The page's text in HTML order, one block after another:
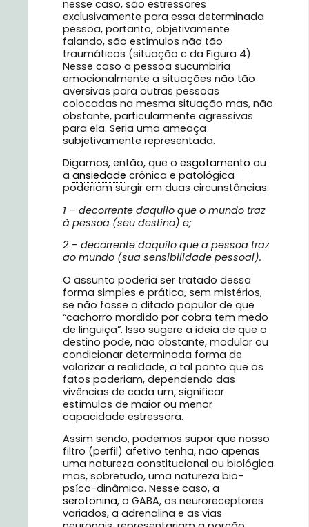
nesse caso, são estressores
exclusivamente para essa determinada
pessoa, portanto, objetivamente
falando, são estímulos não tão
traumáticos (situação c da Figura 4).
Nesse caso a pessoa sucumbiria
emocionalmente a situações não tão
aversivas para outras pessoas
colocadas na mesma situação mas, não
obstante, particularmente agressivas
para ela. Seria uma ameaça
subjetivamente representada.
Digamos, então, que o esgotamento ou
a ansiedade crônica e patológica
poderiam surgir em duas circunstâncias:
1 – decorrente daquilo que o mundo traz
à pessoa (seu destino) e;
2 – decorrente daquilo que a pessoa traz
ao mundo (sua sensibilidade pessoal).
O assunto poderia ser tratado dessa
forma simples e prática, sem mistérios,
se não fosse o ditado popular de que
“cachorro mordido por cobra tem medo
de linguiça”. Isso sugere a ideia de que o
destino pode, não obstante, modular ou
condicionar determinada forma de
valorizar a realidade, a tal ponto que os
fatos poderiam, dependendo das
vivências de cada um, significar
estímulos de maior ou menor
capacidade estressora.
Assim sendo, podemos supor que nosso
filtro (perfil) afetivo tenha, não apenas
uma natureza constitucional ou biológica
mas, sobretudo, uma natureza bio-
psíco-dinâmica. Nesse caso, a
serotonina, o GABA, os neuroreceptores
variados, a adrenalina e as vias